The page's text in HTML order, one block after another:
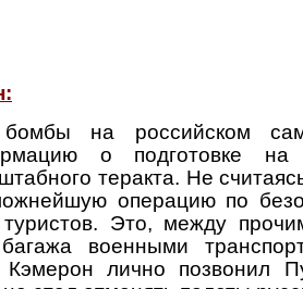
на российском
о подготовке
теракта. Не
операцию по
Это, между
военными
Кэмерон лично позвонил